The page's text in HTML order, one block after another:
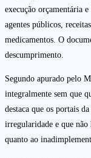
execução orçamentária
agentes públicos,
medicamentos. O
descumprimento.
Segundo apurado pelo
integralmente sem que
destaca que os portais
irregularidade e que não
quanto ao